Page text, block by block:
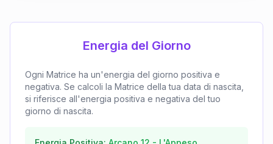
Energia del Giorno
Ogni Matrice ha un'energia del giorno positiva e
negativa. Se calcoli la Matrice della tua data di nascita,
si riferisce all'energia positiva e negativa del tuo
giorno di nascita.